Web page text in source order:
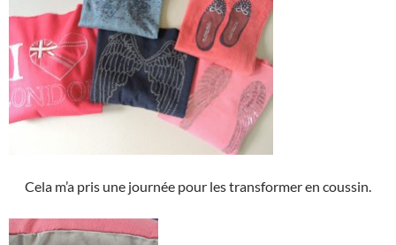
Cela m’a pris une journée pour les transformer en coussin.